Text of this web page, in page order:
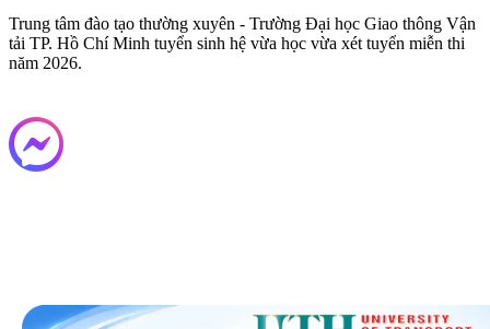
Trung tâm đào tạo thường xuyên - Trường Đại học Giao thông Vận
tải TP. Hồ Chí Minh tuyển sinh hệ vừa học vừa xét tuyển miễn thi
năm 2026.